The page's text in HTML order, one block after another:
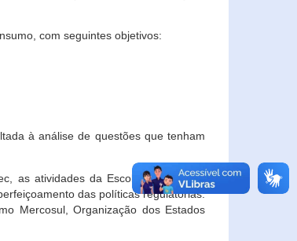
com seguintes objetivos:
à análise de questões que tenham
as atividades da Escola Nacional de
das políticas regulatórias.
Mercosul, Organização dos Estados